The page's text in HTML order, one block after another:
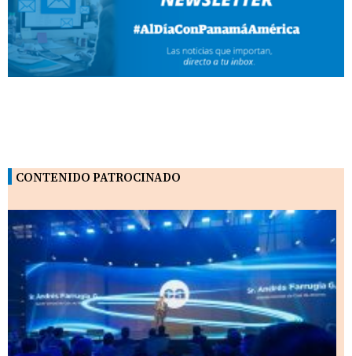
CONTENIDO PATROCINADO